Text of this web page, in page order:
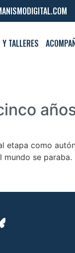
TALLERES
etapa como
se